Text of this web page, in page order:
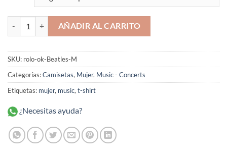
New from The Beatles Camiseta Mujer Rolo-ok cantidad
AÑADIR AL CARRITO
SKU: rolo-ok-Beatles-M
Categorías:Camisetas, Mujer, Music - Concerts
Etiquetas: mujer, music, t-shirt
¿Necesitas ayuda?